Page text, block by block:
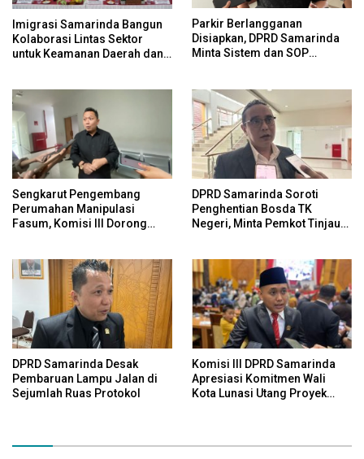
Imigrasi Samarinda Bangun
Kolaborasi Lintas Sektor
untuk Keamanan Daerah dan
Parkir Berlangganan
Disiapkan, DPRD Samarinda
Minta Sistem dan SOP
Sengkarut Pengembang
Perumahan Manipulasi
Fasum, Komisi III Dorong
DPRD Samarinda Soroti
Penghentian Bosda TK
Negeri, Minta Pemkot Tinjau
DPRD Samarinda Desak
Pembaruan Lampu Jalan di
Sejumlah Ruas Protokol
Komisi III DPRD Samarinda
Apresiasi Komitmen Wali
Kota Lunasi Utang Proyek